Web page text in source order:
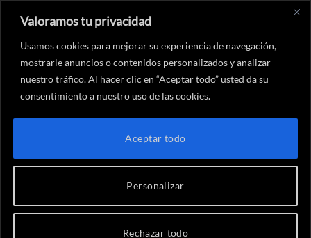
Valoramos tu privacidad
Usamos cookies para mejorar su experiencia de navegación,
mostrarle anuncios o contenidos personalizados y analizar
nuestro tráfico. Al hacer clic en “Aceptar todo” usted da su
consentimiento a nuestro uso de las cookies.
Personalizar
Rechazar todo
Aceptar todo
Inicio - Naughty Dog
NAUGHTY DOG
Uncharted y The Last of Us y de los ya míticos Crash
Bandicoot y Jack and Dexter. Innovación y narrativa en
videojuegos de alta calidad.